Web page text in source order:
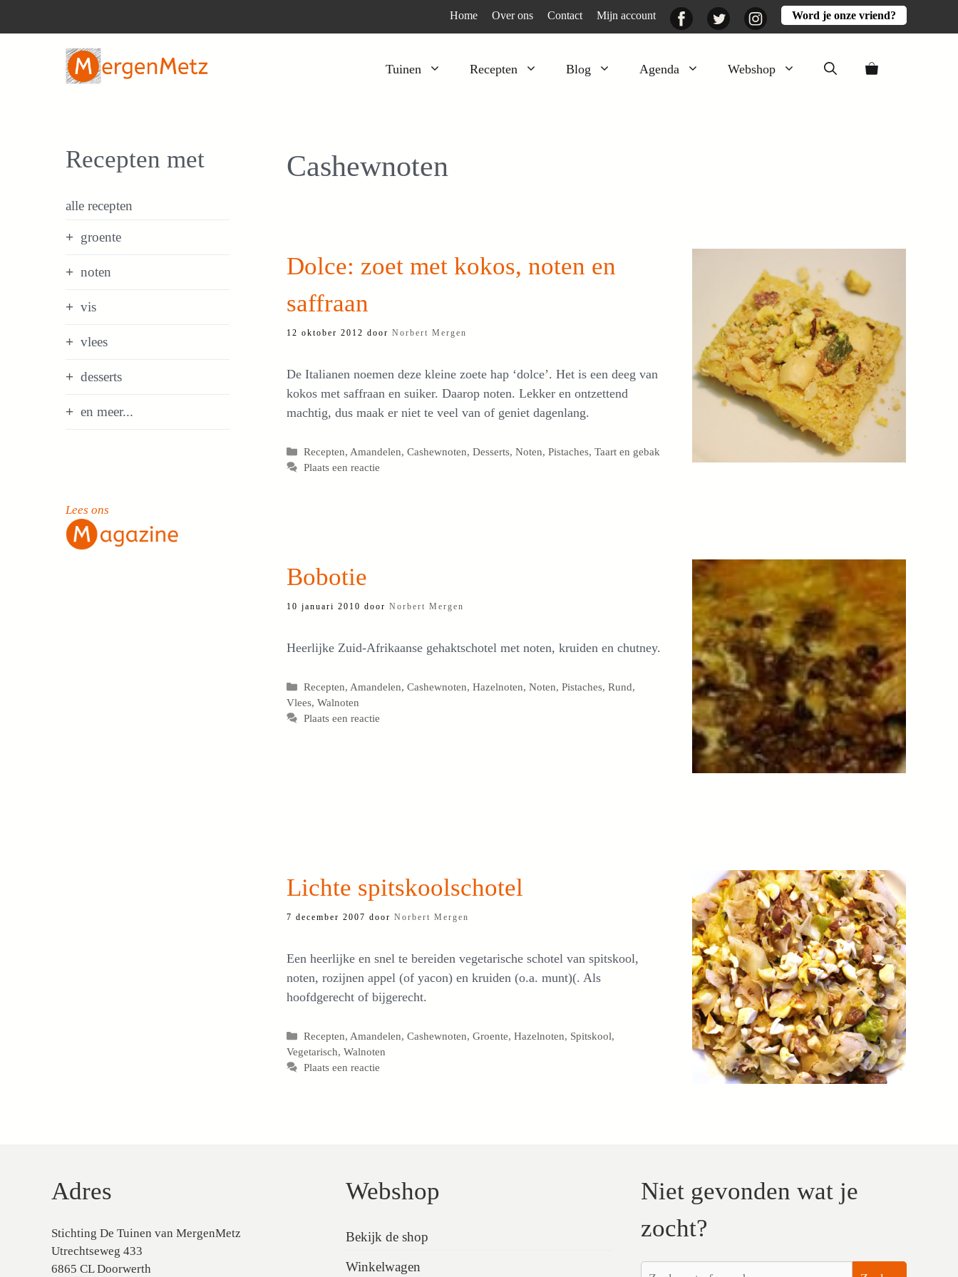
Home Over ons Contact Mijn account FacebookTwitter InstagramWord je onze vriend?
Tuinen Recepten Blog Agenda Webshop
Kruiden
Bladgroenten
Lekker
Cashewnoten
Dolce: zoet met kokos, noten en
saffraan
12 oktober 2012 door Norbert Mergen
De Italianen noemen deze kleine zoete hap ‘dolce’. Het is een deeg van
kokos met saffraan en suiker. Daarop noten. Lekker en ontzettend
machtig, dus maak er niet te veel van of geniet dagenlang.
Categorieën
Recepten, Amandelen,Cashewnoten,Desserts,Noten,Pistaches,Taart en gebak
Plaats een reactie
Bobotie
10 januari 2010 door Norbert Mergen
Heerlijke Zuid-Afrikaanse gehaktschotel met noten, kruiden en chutney.
Categorieën
Recepten, Amandelen,Cashewnoten,Hazelnoten,Noten,Pistaches,Rund,
Vlees, Walnoten
Plaats een reactie
Lichte spitskoolschotel
7 december 2007 door Norbert Mergen
Een heerlijke en snel te bereiden vegetarische schotel van spitskool,
noten, rozijnen appel (of yacon) en kruiden (o.a. munt)(. Als
hoofdgerecht of bijgerecht.
Categorieën
Recepten, Amandelen,Cashewnoten,Groente,Hazelnoten, Spitskool,
Vegetarisch, Walnoten
Plaats een reactie
Recepten met
alle recepten
groente
noten
vis
vlees
desserts
en meer...
Lees ons
Adres
Stichting De Tuinen van MergenMetz
Utrechtseweg 433
6865 CL Doorwerth
Webshop
Bekijk de shop
Winkelwagen
Niet gevonden wat je
zocht?